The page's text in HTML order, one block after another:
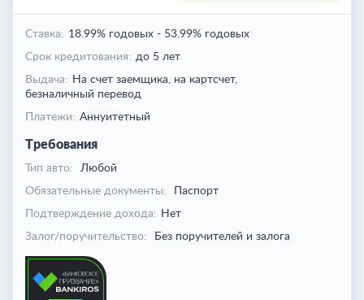
Ставка: 18.99% годовых - 53.99% годовых
Срок кредитования: до 5 лет
Выдача: На счет заемщика, на картсчет,
безналичный перевод
Платежи: Аннуитетный
Требования
Тип авто:
Любой
Обязательные документы:
Паспорт
Подтверждение дохода: Нет
Залог/поручительство:
Без поручителей и залога